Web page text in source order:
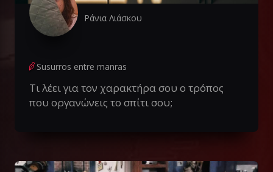
Ράνια Λιάσκου
Susurros entre manras
Τι λέει για τον χαρακτήρα σου ο τρόπος
που οργανώνεις το σπίτι σου;